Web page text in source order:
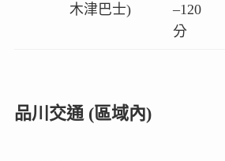
木津巴士)
–120
分
品川交通 (區域內)